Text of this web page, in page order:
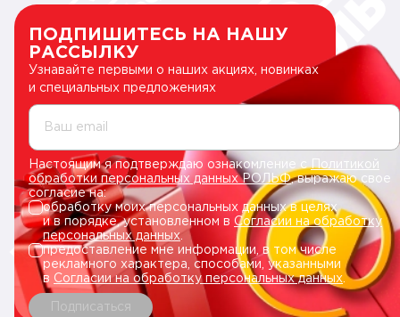
ПОДПИШИТЕСЬ НА НАШУ
РАССЫЛКУ
Узнавайте первыми о наших акциях, новинках
и специальных предложениях
Ваш email
Настоящим я подтверждаю ознакомление сПолитикой
обработки персональных данных РОЛЬФ, выражаю свое
согласие на:
обработку моих персональных данных в целях
и в порядке, установленном в Согласии на обработку
персональных данных.
предоставление мне информации, в том числе
рекламного характера, способами, указанными
в Согласии на обработку персональных данных
Подписаться